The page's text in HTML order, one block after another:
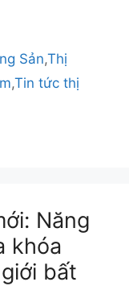
Sản,Thị
,Tin tức thị
Năng
khóa
bất